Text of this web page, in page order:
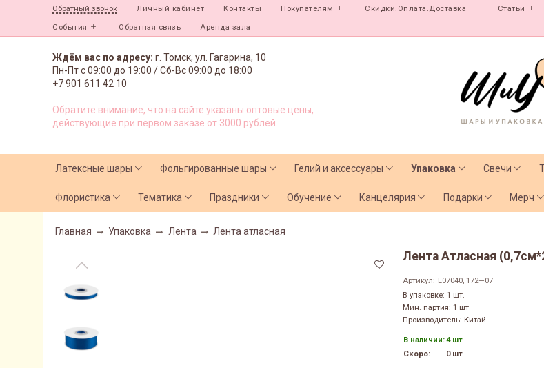
Обратный звонок Личный кабинет Контакты Покупателям Скидки.Оплата.Доставка Статьи
События Обратная связь Аренда зала
Ждём вас по адресу: г. Томск, ул. Гагарина, 10
Пн-Пт с09:00 до 19:00 /Сб-Вс 09:00 до 18:00
+7 901 611 42 10
Обратите внимание, что на сайте указаны оптовые цены,
действующие при первом заказе от 3000 рублей.
Латексные шары Фольгированные шары Гелий и аксессуары Упаковка Свечи
Флористика Тематика Праздники Обучение Канцелярия Подарки Мерч
Главная Упаковка Лента Лента атласная
Лента Атласная
Артикул: L07040, 172—07
В упаковке: 1 шт.
Мин. партия: 1 шт
Производитель: Китай
В наличии:4 шт
Скоро:
0 шт